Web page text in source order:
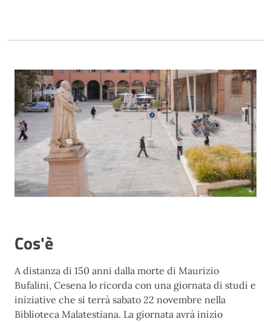
Cos'è
A distanza di 150 anni dalla morte di Maurizio
Bufalini, Cesena lo ricorda con una giornata di studi e
iniziative che si terrà sabato 22 novembre nella
Biblioteca Malatestiana. La giornata avrà inizio